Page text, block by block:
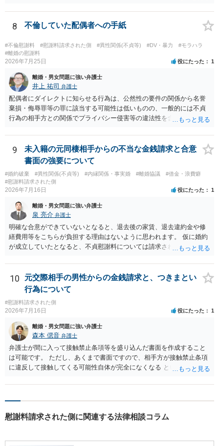
8 不倫していた配偶者への手紙
#不倫慰謝料 #慰謝料請求された側 #異性関係(不貞等) #DV・暴力
#モラハラ
#離婚の慰謝料
2026年7月25日 役にたった 1
離婚・男女問題に強い弁護士
井上 祐司 弁護士
配偶者にダイレクトに知らせる行為は、公然性の要件の関係から名誉
棄損・侮辱罪等の罪に該当する可能性は低いものの、一般的には不貞
行為の相手方との関係でプライバシー侵害等の違法性を含む行為で
ため、弁護士としては推奨しないことが一般的かと思います。
9
未入籍の元同棲相手からの不当な金銭請求と合意
書面の強要について
#婚約破棄 #異性関係(不貞等) #内縁関係・事実婚 #離婚協議
#借金・浪費癖
#慰謝料請求された側
2026年7月16日 役にたった 1
離婚・男女問題に強い弁護士
泉 亮介 弁護士
明確な合意ができていないとなると、退去後の家賃、退去違約金や修
繕費用等をこちらが負担する理由はないように思われます。 仮に婚約
が成立していたとなると、不貞慰謝料については請求される可能性が
れば早めに弁護士に相談し、弁護士から回答をさせると良いでしょ
う。
10
元交際相手の男性からの金銭請求と、つきまとい
行為について
#慰謝料請求された側
2026年7月16日 役にたった 1
離婚・男女問題に強い弁護士
森本 偲音 弁護士
弁護士が間に入って接触禁止条項等を盛り込んだ書面を作成すること
は可能です。 ただし、あくまで書面ですので、相手方が接触禁止条項
に違反して接触してくる可能性自体が完全になくなる という訳ではあ
らせ行為がエスカレートする前に、一度警察に相談した方がよいかと
慰謝料請求された側に関連する法律相談コラム